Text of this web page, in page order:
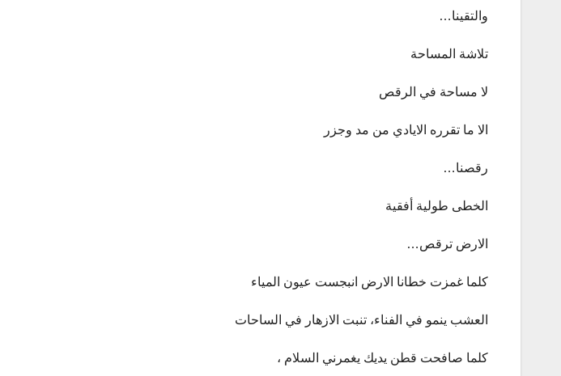
والتقينا…
تلاشة المساحة
لا مساحة في الرقص
الا ما تقرره الايادي من مد وجزر
رقصنا…
الخطى طولية أفقية
الارض ترقص…
كلما غمزت خطانا الارض انبجست عيون المياء
العشب ينمو في الفناء، تنبت الازهار في الساحات
كلما صافحت قطن يديك يغمرني السلام ،